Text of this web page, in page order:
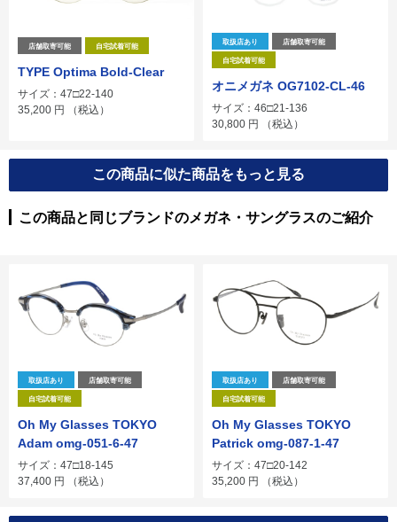
店舗取寄可能 自宅試着可能
TYPE Optima Bold-Clear
サイズ：47□22-140
35,200 円 （税込）
取扱店あり 店舗取寄可能
自宅試着可能
オニメガネ OG7102-CL-46
サイズ：46□21-136
30,800 円 （税込）
この商品に似た商品をもっと見る
この商品と同じブランドのメガネ・サングラスのご紹介
取扱店あり 店舗取寄可能
自宅試着可能
Oh My Glasses TOKYO
Adam omg-051-6-47
サイズ：47□18-145
37,400 円 （税込）
取扱店あり 店舗取寄可能
自宅試着可能
Oh My Glasses TOKYO
Patrick omg-087-1-47
サイズ：47□20-142
35,200 円 （税込）